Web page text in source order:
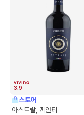
3.9
스토어
아스트랄, 끼안티